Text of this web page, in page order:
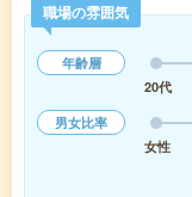
職場の雰囲気
年齢層
20代
男女比率
女性